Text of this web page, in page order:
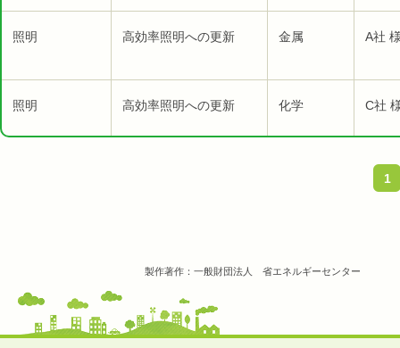
照明 高効率照明への更新 金属 A社
照明 高効率照明への更新 化学 C社
1
製作著作：一般財団法人 省エネルギーセンター